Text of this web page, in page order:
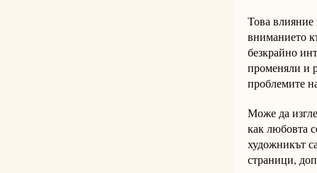
Това влияние
вниманието
безкрайно
променяли и
проблемите
Може да
как любовта
художникът
страници,